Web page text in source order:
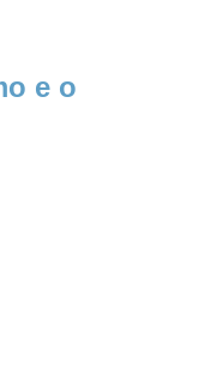
e o